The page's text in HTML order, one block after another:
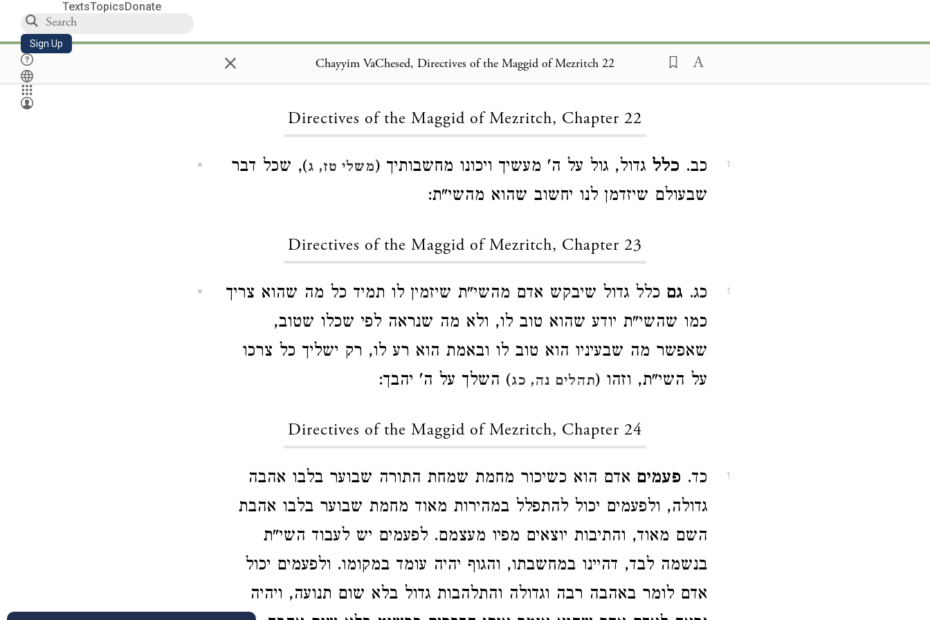
TextsTopicsDonate
Sign Up × Chayyim VaChesed, Directives of the Maggid of Mezritch 22
Directives of the Maggid of Mezritch, Chapter 22
1 כב. כלל גדול, גול על ה' מעשיך ויכונו מחשבותיך (משלי טז, ג), שכל דבר
שבעולם שיזדמן לנו יחשוב שהוא מהשי"ת:
Directives of the Maggid of Mezritch, Chapter 23
1 כג. גם כלל גדול שיבקש אדם מהשי"ת שיזמין לו תמיד כל מה שהוא צריך
כמו שהשי"ת יודע שהוא טוב לו, ולא מה שנראה לפי שכלו שטוב,
שאפשר מה שבעיניו הוא טוב לו ובאמת הוא רע לו, רק ישליך כל צרכו
על השי"ת, וזהו (תהלים נה, כג) השלך על ה' יהבך:
Directives of the Maggid of Mezritch, Chapter 24
1 כד. פעמים אדם הוא כשיכור מחמת שמחת התורה שבוער בלבו אהבה
גדולה, ולפעמים יכול להתפלל במהירות מאוד מחמת שבוער בלבו אהבת
השם מאוד, והתיבות יוצאים מפיו מעצמם. לפעמים יש לעבוד השי"ת
בנשמה לבד, דהיינו במחשבתו, והגוף יהיה עומד במקומו. ולפעמים יכול
אדם לומר באהבה רבה וגדולה והתלהבות גדול בלא שום תנועה, ויהיה